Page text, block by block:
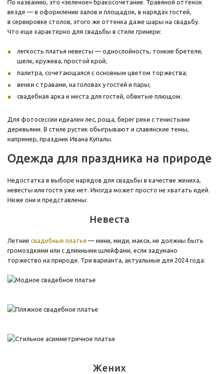
По названию, это «зеленое» бракосочетание. Травяной оттенок
везде — в оформлении залов и площадок, в нарядах гостей,
в сервировке столов, этого же оттенка даже шары на свадьбу.
Что еще характерно для свадьбы в стиле гринери:
легкость платья невесты — однослойность, тонкие бретели,
шелк, кружева, простой крой;
палитра, сочетающаяся с основным цветом торжества;
венки с травами, на головах у гостей и пары;
свадебная арка и места для гостей, обвитые плющом.
Для фотосессии идеален лес, роща, берег реки с тенистыми
деревьями. В стиле рустик обыгрывают и славянские темы,
например, праздник Ивана Купалы.
Одежда для праздника на природе
Недостатка в выборе нарядов для свадьбы в качестве жениха,
невесты или гостя уже нет. Иногда может просто не хватать идей.
Ниже они и представлены:
Невеста
Летние свадебные платья — мини, миди, макси, не должны быть
громоздкими или с длинными шлейфами, если задумано
торжество на природе. Три варианта, актуальные для 2024 года:
Жених